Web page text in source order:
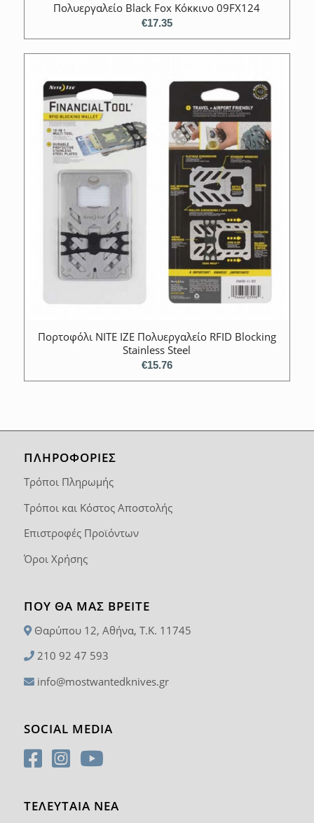
Πολυεργαλείο Black Fox Κόκκινο 09FX124
€17.35
Πορτοφόλι ΝITE IZE Πολυεργαλείο RFID Blocking
Stainless Steel
€15.76
ΠΛΗΡΟΦΟΡΙΕΣ
Τρόποι Πληρωμής
Τρόποι και Κόστος Αποστολής
Επιστροφές Προϊόντων
Όροι Χρήσης
ΠΟΥ ΘΑ ΜΑΣ ΒΡΕΊΤΕ
Θαρύπου 12, Αθήνα, T.K. 11745
210 92 47 593
info@mostwantedknives.gr
SOCIAL MEDIA
ΤΕΛΕΥΤΑΙΑ ΝΕΑ